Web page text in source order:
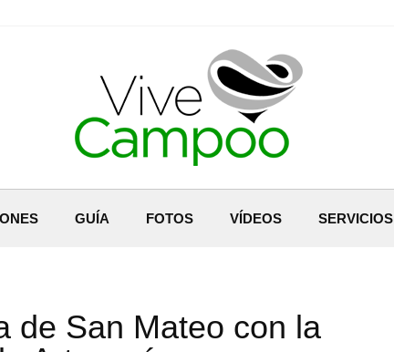
GUÍA FOTOS VÍDEOS SERVICIOS
de San Mateo con la